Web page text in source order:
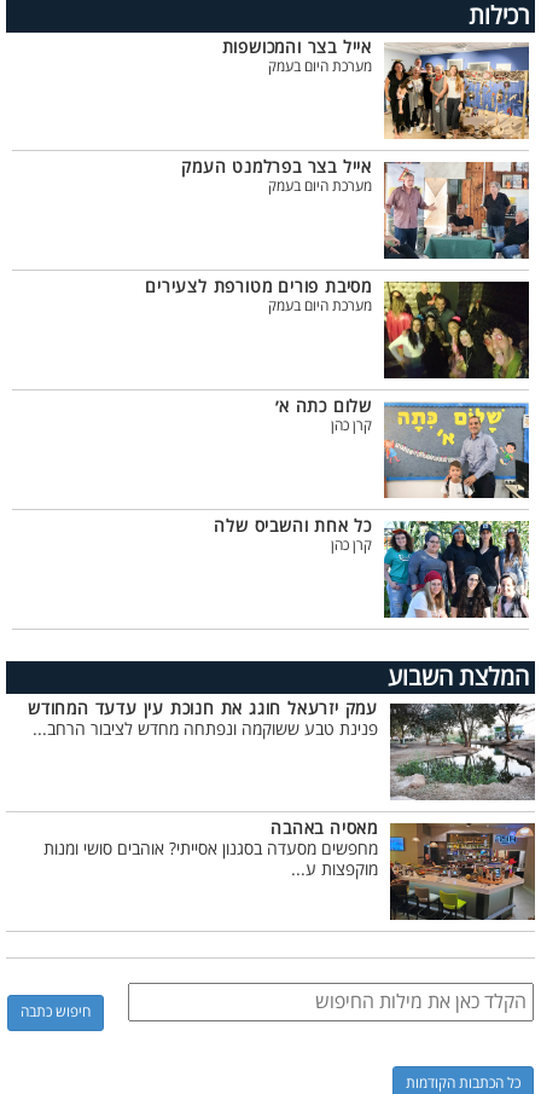
רכילות
אייל בצר והמכושפות
מערכת היום בעמק
אייל בצר בפרלמנט העמק
מערכת היום בעמק
מסיבת פורים מטורפת לצעירים
מערכת היום בעמק
שלום כתה א׳
קרן כהן
כל אחת והשביס שלה
קרן כהן
המלצת השבוע
עמק יזרעאל חוגג את חנוכת עין עדעד המחודש
פנינת טבע ששוקמה ונפתחה מחדש לציבור הרחב...
מאסיה באהבה
מחפשים מסעדה בסגנון אסייתי? אוהבים סושי ומנות
מוקפצות ע...
כל הכתבות הקודמות